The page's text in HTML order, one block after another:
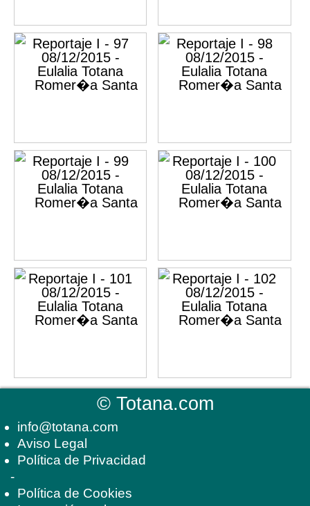
©Totana.com
info@totana.com
Aviso Legal
Política de Privacidad
-
Política de Cookies